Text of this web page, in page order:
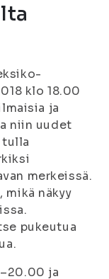
klo 18.00
ja
niin uudet
merkeissä.
mikä näkyy
pukeutua
ja